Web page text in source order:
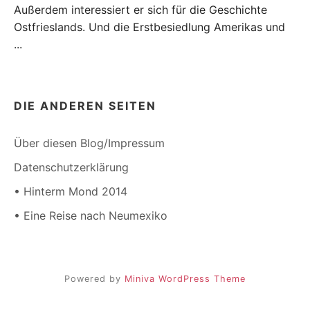
Außerdem interessiert er sich für die Geschichte
Ostfrieslands. Und die Erstbesiedlung Amerikas und
...
DIE ANDEREN SEITEN
Über diesen Blog/Impressum
Datenschutzerklärung
• Hinterm Mond 2014
• Eine Reise nach Neumexiko
Powered by Miniva WordPress Theme